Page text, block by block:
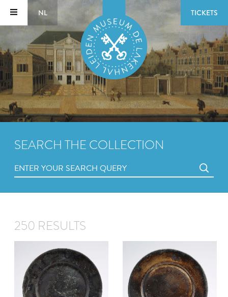
NL TICKETS
SEARCH THE COLLECTION
250 RESULTS